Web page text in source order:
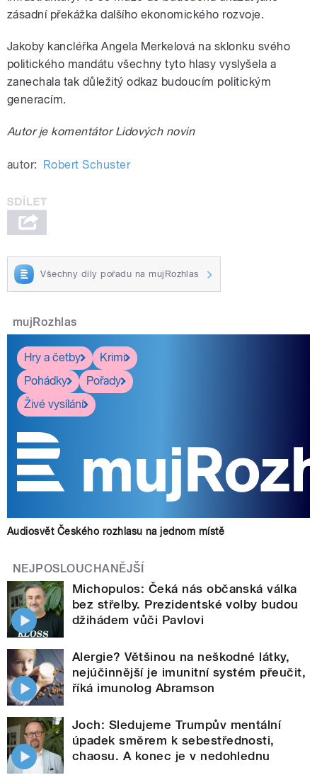
zásadní překážka dalšího ekonomického rozvoje.
Jakoby kancléřka Angela Merkelová na sklonku svého
politického mandátu všechny tyto hlasy vyslyšela a
zanechala tak důležitý odkaz budoucím politickým
generacím.
Autor je komentátor Lidových novin
autor: Robert Schuster
Všechny díly pořadu na mujRozhlas
mujRozhlas
Hry a četby
Krimi
Pohádky
Pořady
Živé vysílání
Audiosvět Českého rozhlasu na jednom místě
NEJPOSLOUCHANĚJŠÍ
Michopulos: Čeká nás občanská válka
bez střelby. Prezidentské volby budou
džihádem vůči Pavlovi
Alergie? Většinou na neškodné látky,
nejúčinnější je imunitní systém přeučit,
říká imunolog Abramson
Joch: Sledujeme Trumpův mentální
úpadek směrem k sebestřednosti,
chaosu. A konec je v nedohlednu